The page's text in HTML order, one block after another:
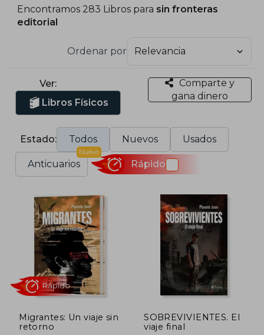
Encontramos 283 Libros para sin fronteras
editorial
Ordenar por
Ver:
Libros Físicos
Comparte y
gana dinero
Estado: Todos Nuevos Usados
Anticuarios
Nuevo
Rápido
Migrantes: Un viaje sin
retorno
SOBREVIVIENTES. El
viaje final